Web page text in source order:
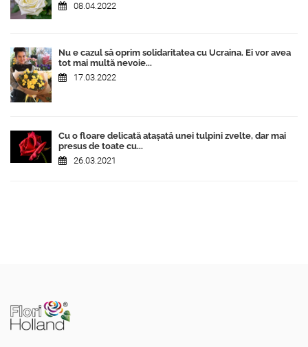
08.04.2022
Nu e cazul să oprim solidaritatea cu Ucraina. Ei vor avea
tot mai multă nevoie...
17.03.2022
Cu o floare delicată atașată unei tulpini zvelte, dar mai
presus de toate cu...
26.03.2021